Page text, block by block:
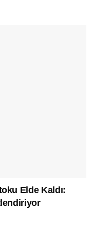
Elde Kaldı: